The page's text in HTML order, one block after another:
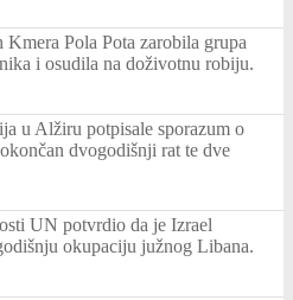
Pola Pota zarobila grupa
i osudila na doživotnu robiju.
u Alžiru potpisale sporazum o
dvogodišnji rat te dve
UN potvrdio da je Izrael
okupaciju južnog Libana.